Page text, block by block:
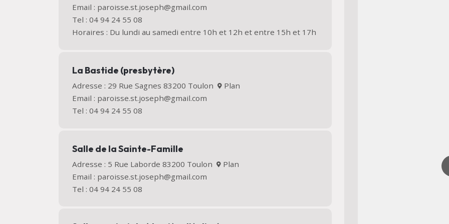
Email : paroisse.st.joseph@gmail.com
Tel : 04 94 24 55 08
Horaires : Du lundi au samedi entre 10h et 12h et entre 15h et 17h
La Bastide (presbytère)
Adresse : 29 Rue Sagnes 83200 Toulon
Plan
Email : paroisse.st.joseph@gmail.com
Tel : 04 94 24 55 08
Salle de la Sainte-Famille
Adresse : 5 Rue Laborde 83200 Toulon
Plan
Email : paroisse.st.joseph@gmail.com
Tel : 04 94 24 55 08